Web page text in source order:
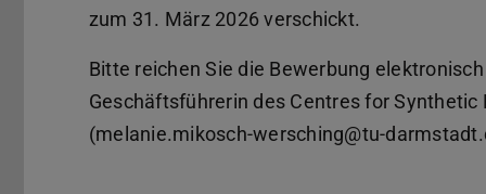
zum 31. März 2026 verschickt.
Bitte reichen Sie die Bewerbung
Geschäftsführerin des Centres for
(melanie.mikosch-wersching@tu-